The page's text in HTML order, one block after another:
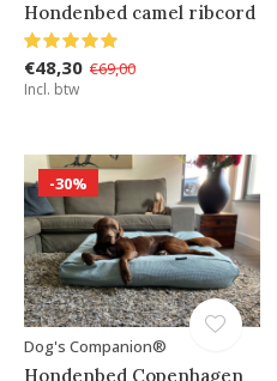
Hondenbed camel ribcord
€48,30 €69,00
Incl. btw
-30%
Dog's Companion®
Hondenbed Copenhagen